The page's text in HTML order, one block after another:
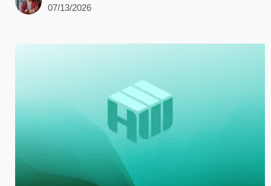
07/13/2026